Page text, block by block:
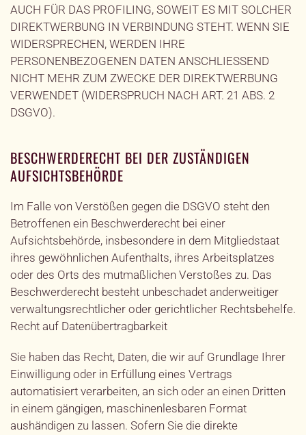
AUCH FÜR DAS PROFILING, SOWEIT ES MIT SOLCHER
DIREKTWERBUNG IN VERBINDUNG STEHT. WENN SIE
WIDERSPRECHEN, WERDEN IHRE
PERSONENBEZOGENEN DATEN ANSCHLIESSEND
NICHT MEHR ZUM ZWECKE DER DIREKTWERBUNG
VERWENDET (WIDERSPRUCH NACH ART. 21 ABS. 2
DSGVO).
BESCHWERDERECHT BEI DER ZUSTÄNDIGEN
AUFSICHTSBEHÖRDE
Im Falle von Verstößen gegen die DSGVO steht den
Betroffenen ein Beschwerderecht bei einer
Aufsichtsbehörde, insbesondere in dem Mitgliedstaat
ihres gewöhnlichen Aufenthalts, ihres Arbeitsplatzes
oder des Orts des mutmaßlichen Verstoßes zu. Das
Beschwerderecht besteht unbeschadet anderweitiger
verwaltungsrechtlicher oder gerichtlicher Rechtsbehelfe.
Recht auf Datenübertragbarkeit
Sie haben das Recht, Daten, die wir auf Grundlage Ihrer
Einwilligung oder in Erfüllung eines Vertrags
automatisiert verarbeiten, an sich oder an einen Dritten
in einem gängigen, maschinenlesbaren Format
aushändigen zu lassen. Sofern Sie die direkte